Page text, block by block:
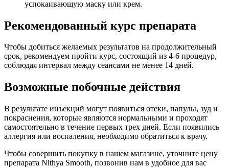
успокаивающую маску или крем.
Рекомендованный курс препарата
Чтобы добиться желаемых результатов на продолжительный
срок, рекомендуем пройти курс, состоящий из 4-6 процедур,
соблюдая интервал между сеансами не менее 14 дней.
Возможные побочные действия
В результате инъекций могут появиться отеки, папулы, зуд и
покраснения, которые являются нормальными и проходят
самостоятельно в течение первых трех дней. Если появились
аллергия или воспаления, необходимо обратиться к врачу.
Чтобы совершить покупку в нашем магазине, уточните цену
препарата Nithya Smooth, позвонив нам в удобное для вас